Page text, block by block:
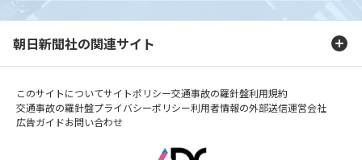
朝日新聞社の関連サイト
このサイトについてサイトポリシー交通事故の羅針盤利用規約
交通事故の羅針盤プライバシーポリシー利用者情報の外部送信運営会社
広告ガイドお問い合わせ